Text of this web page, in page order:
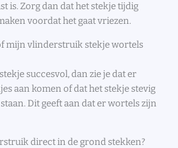
is. Zorg dan dat het stekje tijdig
voordat het gaat vriezen.
mijn vlinderstruik stekje wortels
succesvol, dan zie je dat er
aan komen of dat het stekje stevig
Dit geeft aan dat er wortels zijn
direct in de grond stekken?